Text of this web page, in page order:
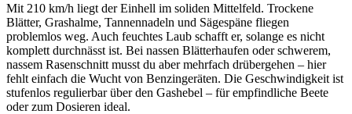
Mit 210 km/h liegt der Einhell im soliden Mittelfeld. Trockene
Blätter, Grashalme, Tannennadeln und Sägespäne fliegen
problemlos weg. Auch feuchtes Laub schafft er, solange es nicht
komplett durchnässt ist. Bei nassen Blätterhaufen oder schwerem,
nassem Rasenschnitt musst du aber mehrfach drübergehen – hier
fehlt einfach die Wucht von Benzingeräten. Die Geschwindigkeit ist
stufenlos regulierbar über den Gashebel – für empfindliche Beete
oder zum Dosieren ideal.